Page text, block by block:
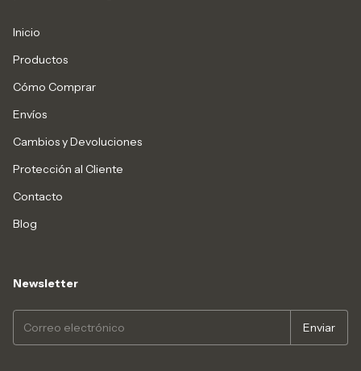
Inicio
Productos
Cómo Comprar
Envíos
Cambios y Devoluciones
Protección al Cliente
Contacto
Blog
Newsletter